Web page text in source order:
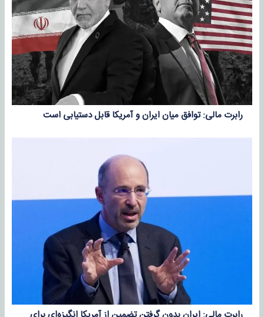
رابرت مالی: توافق میان ایران و آمریکا قابل دستیابی است